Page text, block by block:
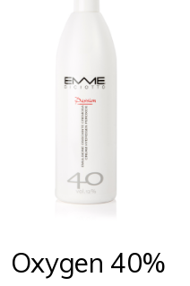
Oxygen 40%